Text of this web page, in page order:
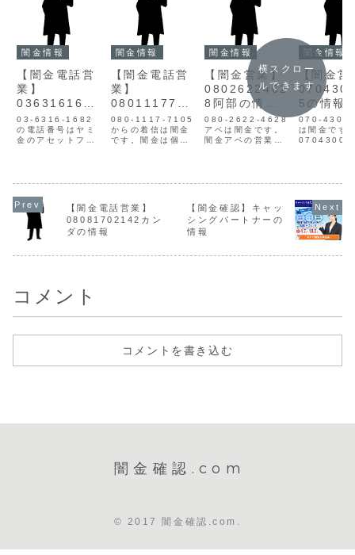
闇金情報
【闇金電話営
業】
0363161682
アセットファ
イナンスの情
報
03-6316-1682
の電話番号はヤミ
金のアセットファ
業を仕掛けてきま
寧、都合よい言葉
でローンの案内を
してきます。しか
し騙されてはいけ
ません。ヤミ金で
すので、最もらし
闇金情報
【闇金電話営
業】
0801117710
5の情報
080-1117-7105
からの着信は闇金
です。闇金は個人
ヤミ金は一旦個人
に対し、融資の実
態もないのに返済
を求めてくる悪質
な闇金です。これ
なく、詐欺です。
闇金情報
【闇金営業】
0802622462
8阿部の情報
【迷惑電話】
080-2622-4628
アベは闇金です。
闇金アベの営業阿
なく、信用情報が
立て時は攻撃的な
言葉遣いになり、
嫌がらせを始めま
す。非常に悪質な
都合であり、約...
闇金情報
【闇金営
5の情報
惑電話】
070-
は闇金です
います。貸
報がありま
取り立て時
的な言葉遣
り、嫌がら
質なヤミ金
横スクロー
ルできます
【闇金電話営業】
08081702142カン
ダの情報
【闇金確認】キャッ
シングパートナーの
情報
コメント
コメントを書き込む
闇金確認.com
© 2017 闇金確認.com.